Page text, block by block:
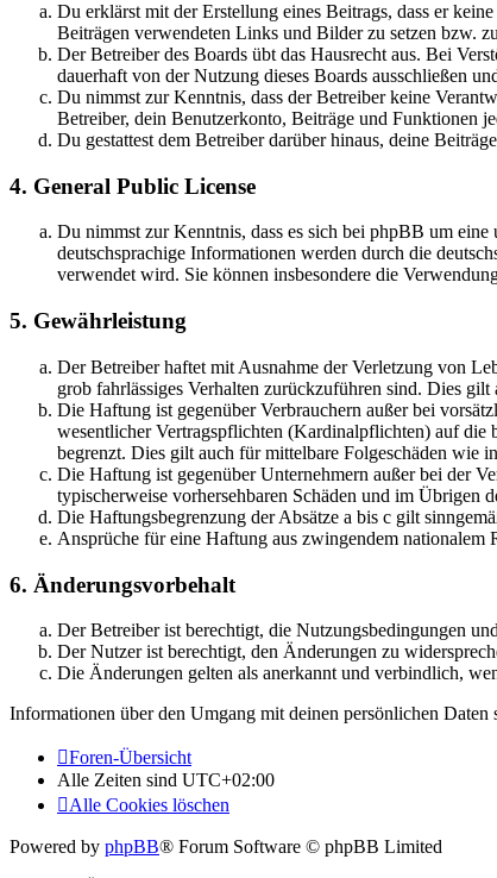
Du erklärst mit der Erstellung eines Beitrags, dass er
Beiträgen verwendeten Links und Bilder zu setzen bzw.
Der Betreiber des Boards übt das Hausrecht aus. Bei
dauerhaft von der Nutzung dieses Boards ausschließen
Du nimmst zur Kenntnis, dass der Betreiber keine
Betreiber, dein Benutzerkonto, Beiträge und Funktionen
Du gestattest dem Betreiber darüber hinaus, deine
4. General Public License
Du nimmst zur Kenntnis, dass es sich bei phpBB um eine
deutschsprachige Informationen werden durch die
verwendet wird. Sie können insbesondere die
5. Gewährleistung
Der Betreiber haftet mit Ausnahme der Verletzung von
grob fahrlässiges Verhalten zurückzuführen sind. Dies
Die Haftung ist gegenüber Verbrauchern außer bei
wesentlicher Vertragspflichten (Kardinalpflichten) auf die
begrenzt. Dies gilt auch für mittelbare Folgeschäden wie
Die Haftung ist gegenüber Unternehmern außer bei der
typischerweise vorhersehbaren Schäden und im Übrigen
Die Haftungsbegrenzung der Absätze a bis c gilt
Ansprüche für eine Haftung aus zwingendem nationalem
6. Änderungsvorbehalt
Der Betreiber ist berechtigt, die Nutzungsbedingungen
Der Nutzer ist berechtigt, den Änderungen zu
Die Änderungen gelten als anerkannt und verbindlich,
Informationen über den Umgang mit deinen persönlichen
Foren-Übersicht
Alle Zeiten sind UTC+02:00
Alle Cookies löschen
Powered by phpBB® Forum Software © phpBB Limited